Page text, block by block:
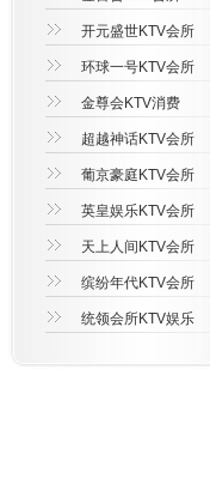
开元盛世KTV会所
环球一号KTV会所
金尊会KTV消费
超越神话KTV会所
葡京豪庭KTV会所
英皇娱乐KTV会所
天上人间KTV会所
缤纷年代KTV会所
统领会所KTV娱乐